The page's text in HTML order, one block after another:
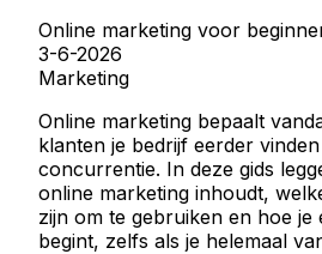
Online marketing voor
3-6-2026
Marketing
Online marketing bepaalt
klanten je bedrijf eerder
concurrentie. In deze gids
online marketing inhoudt,
zijn om te gebruiken en hoe je
begint, zelfs als je helemaal